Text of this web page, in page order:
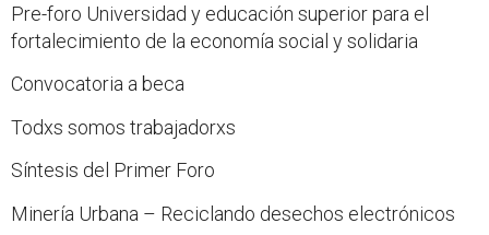
Pre-foro Universidad y educación superior para el
fortalecimiento de la economía social y solidaria
Convocatoria a beca
Todxs somos trabajadorxs
Síntesis del Primer Foro
Minería Urbana – Reciclando desechos electrónicos